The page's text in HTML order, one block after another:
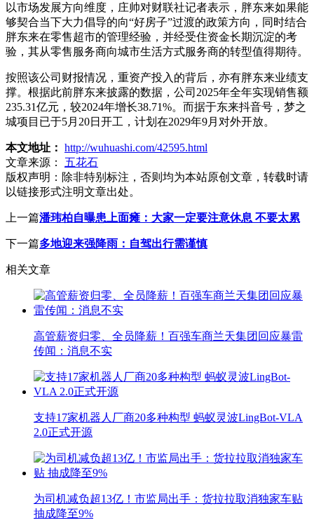
以市场发展方向维度，庄帅对财联社记者表示，胖东来如果能
够契合当下大力倡导的向“好房子”过渡的政策方向，同时结合
胖东来在零售超市的管理经验，并经受住资金长期沉淀的考
验，其从零售服务商向城市生活方式服务商的转型值得期待。
按照该公司财报情况，重资产投入的背后，亦有胖东来业绩支
撑。根据此前胖东来披露的数据，公司2025年全年实现销售额
235.31亿元，较2024年增长38.71%。而据于东来抖音号，梦之
城项目已于5月20日开工，计划在2029年9月对外开放。
本文地址： http://wuhuashi.com/42595.html
文章来源：
五花石
版权声明： 除非特别标注，否则均为本站原创文章，转载时请
以链接形式注明文章出处。
上一篇潘玮柏自曝患上面瘫：大家一定要注意休息 不要太累
下一篇多地迎来强降雨：自驾出行需谨慎
相关文章
高管薪资归零、全员降薪！百强车商兰天集团回应暴雷
传闻：消息不实
支持17家机器人厂商20多种构型 蚂蚁灵波LingBot-VLA
2.0正式开源
为司机减负超13亿！市监局出手：货拉拉取消独家车贴
抽成降至9%